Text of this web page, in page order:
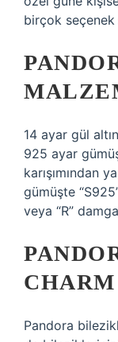
birçok seçenek
14 ayar gül
925 ayar
karışımından
gümüşte
veya “R”
Pandora